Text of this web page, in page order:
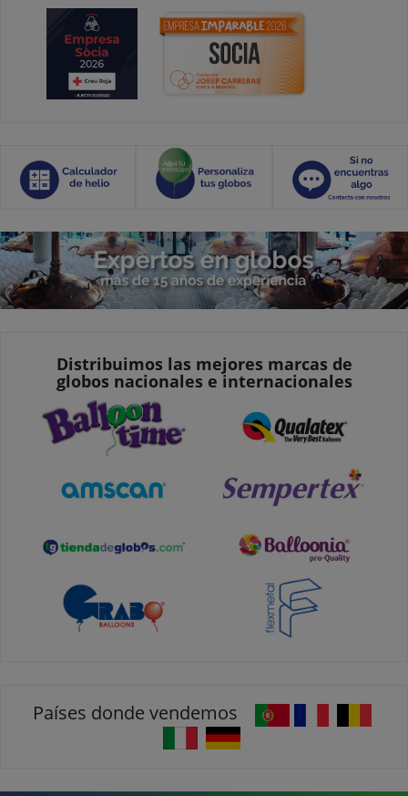
Distribuimos las mejores marcas de
globos nacionales e internacionales
Países donde vendemos